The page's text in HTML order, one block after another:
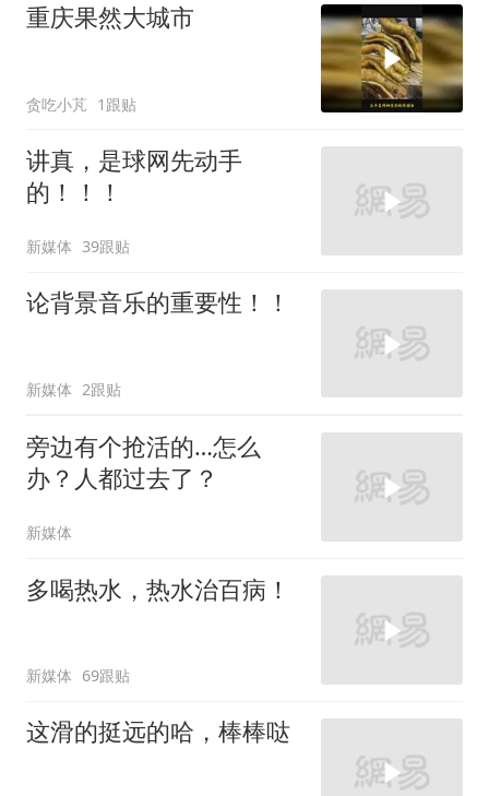
重庆果然大城市
贪吃小芃 1跟贴
讲真，是球网先动手
的！！！
新媒体 39跟贴
论背景音乐的重要性！！
新媒体 2跟贴
旁边有个抢活的…怎么
办？人都过去了？
新媒体
多喝热水，热水治百病！
新媒体 69跟贴
这滑的挺远的哈，棒棒哒